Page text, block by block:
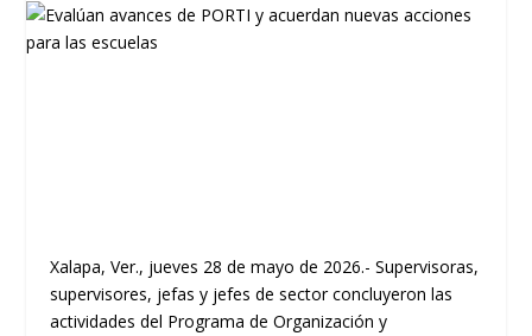
Xalapa, Ver., jueves 28 de mayo de 2026.- Supervisoras,
supervisores, jefas y jefes de sector concluyeron las
actividades del Programa de Organización y